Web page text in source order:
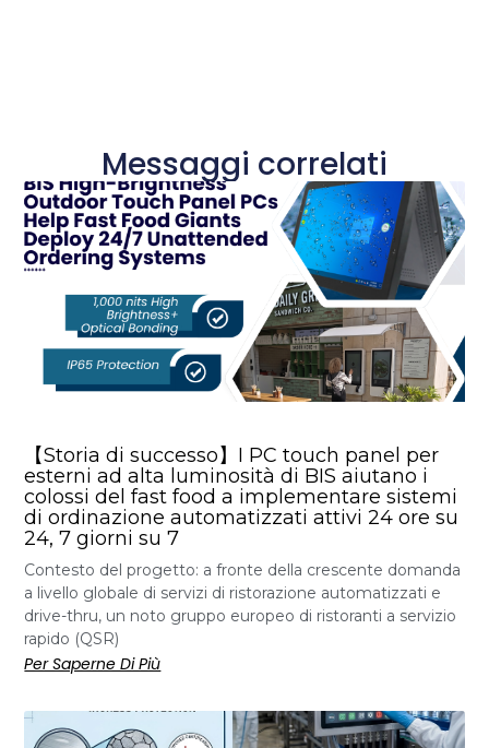
Messaggi correlati
【Storia di successo】I PC touch panel per
esterni ad alta luminosità di BIS aiutano i
colossi del fast food a implementare sistemi
di ordinazione automatizzati attivi 24 ore su
24, 7 giorni su 7
Contesto del progetto: a fronte della crescente domanda
a livello globale di servizi di ristorazione automatizzati e
drive-thru, un noto gruppo europeo di ristoranti a servizio
rapido (QSR)
Per Saperne Di Più